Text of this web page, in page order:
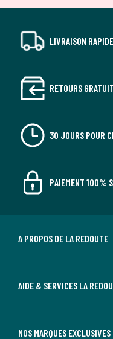
LIVRAISON
RETOURS
30 JOURS POUR
PAIEMENT 100%
A PROPOS DE LA REDOUTE
AIDE & SERVICES LA
NOS MARQUES EXCLUSIVES